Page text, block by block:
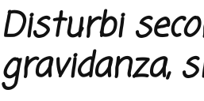
Disturbi
gravidanza,